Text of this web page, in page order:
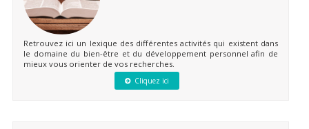
Retrouvez ici un lexique des différentes activités qui existent dans
le domaine du bien-être et du développement personnel afin de
mieux vous orienter de vos recherches.
Cliquez ici